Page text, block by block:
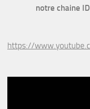
notre chaine
https://